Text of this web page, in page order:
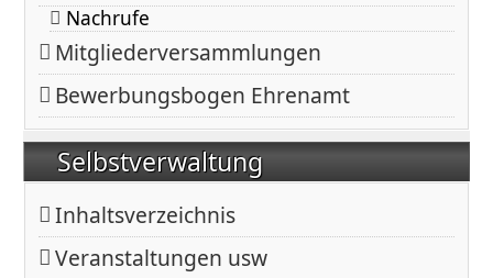
Nachrufe
Mitgliederversammlungen
Bewerbungsbogen Ehrenamt
Selbstverwaltung
Inhaltsverzeichnis
Veranstaltungen usw